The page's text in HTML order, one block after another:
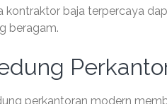
kontraktor baja terpercaya
beragam.
perkantoran modern